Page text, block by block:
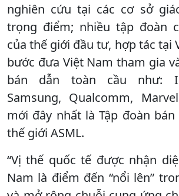
nghiên cứu tại các cơ sở
trọng điểm; nhiều tập đoàn
của thế giới đầu tư, hợp tác tại
bước đưa Việt Nam tham gia
bán dẫn toàn cầu như:
Samsung, Qualcomm,
mới đây nhất là Tập đoàn
thế giới ASML.
“Vị thế quốc tế được nhận
Nam là điểm đến “nổi lên”